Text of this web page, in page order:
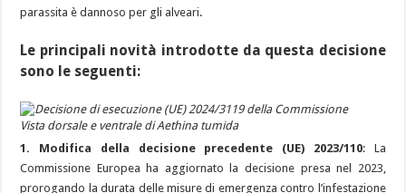
parassita è dannoso per gli alveari.
Le principali novità introdotte da questa decisione
sono le seguenti:
Vista dorsale e ventrale di Aethina tumida
1. Modifica della decisione precedente (UE) 2023/110: La
Commissione Europea ha aggiornato la decisione presa nel 2023,
prorogando la durata delle misure di emergenza contro l’infestazione